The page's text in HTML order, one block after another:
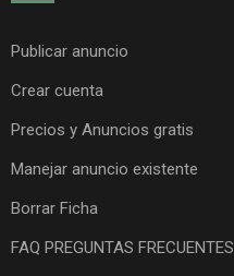
Publicar anuncio
Crear cuenta
Precios y Anuncios gratis
Manejar anuncio existente
Borrar Ficha
FAQ PREGUNTAS FRECUENTES